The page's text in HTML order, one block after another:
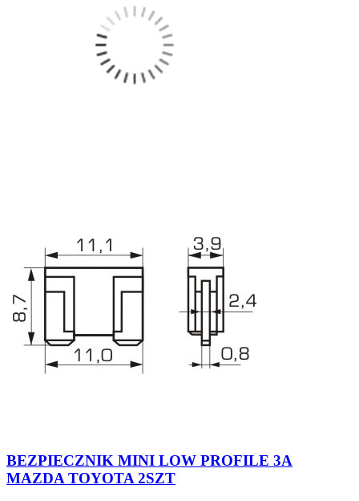
BEZPIECZNIK MINI LOW PROFILE 3A
MAZDA TOYOTA 2SZT